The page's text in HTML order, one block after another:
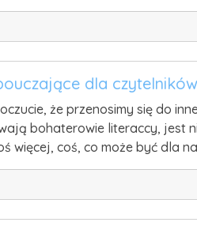
dla
że przenosimy się do
bohaterowie literaccy, jest
więcej, coś, co może być dla